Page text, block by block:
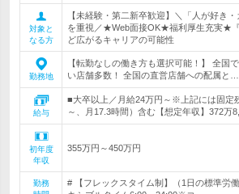
対象と
なる方
【未経験・第二新卒歓迎】＼「人が好き
を重視／★Web面接OK★福利厚生充実★
ど広がるキャリアの可能性
勤務地
【転勤なしの働き方も選択可能！】 全国
い店舗多数！ 全国の直営店舗への配属と…
給与
■大卒以上／月給24万円～※上記には固定
～、月17.3時間）含む【想定年収】372万
初年度
年収
355万円～450万円
勤務
# 【フレックスタイム制】（1日の標準労